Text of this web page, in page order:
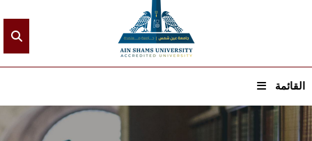
القائمة
الرئيسيـة